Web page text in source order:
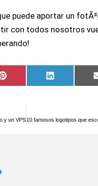
puede aportar un
con todos nosotros
Compartir
en
Pinterest
Compartir
en
LinkedIn
y un VPS10 famosos logotipos que